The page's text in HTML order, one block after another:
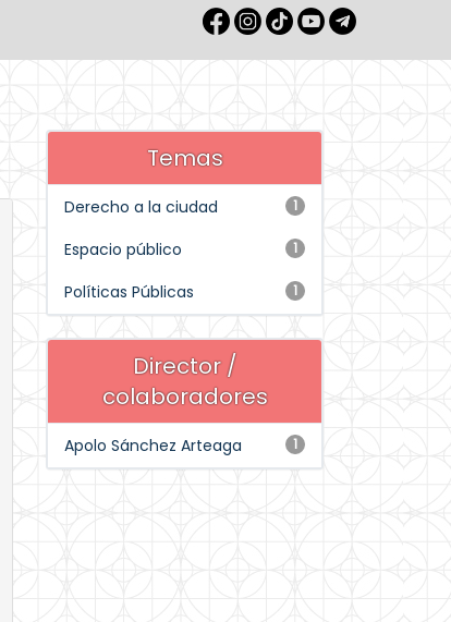
Temas
1
Derecho a la ciudad
1
Espacio público
1
Políticas Públicas
Director /
colaboradores
1
Apolo Sánchez Arteaga